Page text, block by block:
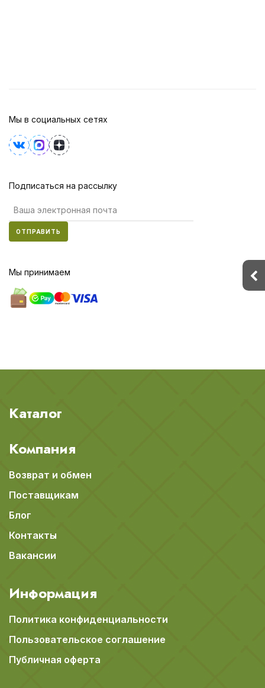
Мы в социальных сетях
Подписаться на рассылку
ОТПРАВИТЬ
Мы принимаем
Каталог
Компания
Возврат и обмен
Поставщикам
Блог
Контакты
Вакансии
Информация
Политика конфиденциальности
Пользовательское соглашение
Публичная оферта